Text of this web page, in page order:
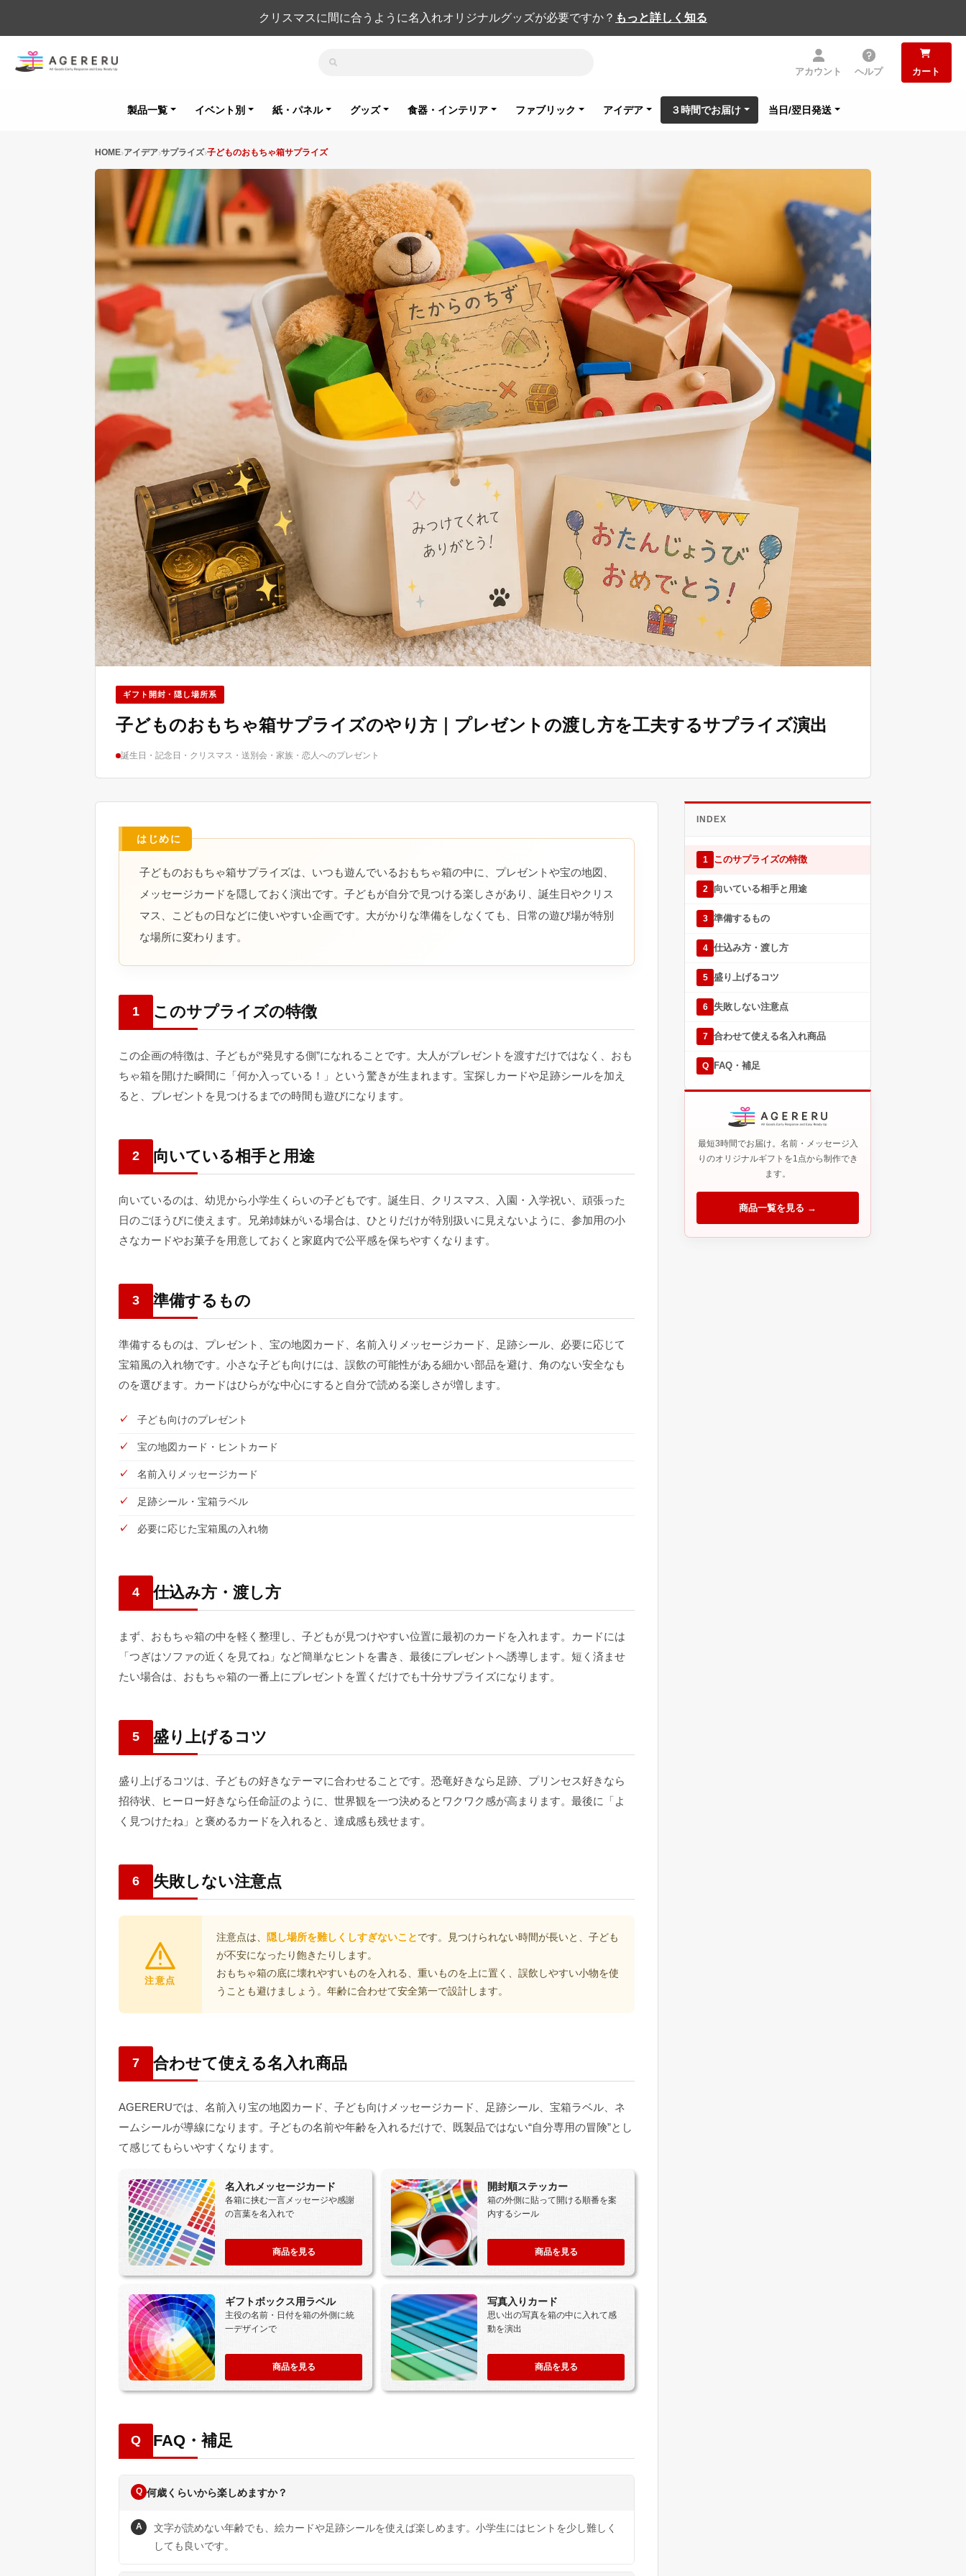
クリスマスに間に合うように名入れオリジナルグッズが必要ですか？ もっと詳しく知る
アカウント ヘルプ カート
製品一覧 イベント別 紙・パネル グッズ 食器・インテリア ファブリック アイデア ３時間でお届け 当日/翌日発送
HOME アイデア サプライズ 子どものおもちゃ箱サプライズ
ギフト開封・隠し場所系
子どものおもちゃ箱サプライズのやり方｜プレゼントの渡し方を工夫するサプライズ演出
誕生日・記念日・クリスマス・送別会・家族・恋人へのプレゼント
子どものおもちゃ箱サプライズは、いつも遊んでいるおもちゃ箱の中に、プレゼントや宝の地図、
メッセージカードを隠しておく演出です。子どもが自分で見つける楽しさがあり、誕生日やクリス
マス、こどもの日などに使いやすい企画です。大がかりな準備をしなくても、日常の遊び場が特別
な場所に変わります。
1 このサプライズの特徴
この企画の特徴は、子どもが“発見する側”になれることです。大人がプレゼントを渡すだけではなく、おも
ちゃ箱を開けた瞬間に「何か入っている！」という驚きが生まれます。宝探しカードや足跡シールを加え
ると、プレゼントを見つけるまでの時間も遊びになります。
2 向いている相手と用途
向いているのは、幼児から小学生くらいの子どもです。誕生日、クリスマス、入園・入学祝い、頑張った
日のごほうびに使えます。兄弟姉妹がいる場合は、ひとりだけが特別扱いに見えないように、参加用の小
さなカードやお菓子を用意しておくと家庭内で公平感を保ちやすくなります。
3 準備するもの
準備するものは、プレゼント、宝の地図カード、名前入りメッセージカード、足跡シール、必要に応じて
宝箱風の入れ物です。小さな子ども向けには、誤飲の可能性がある細かい部品を避け、角のない安全なも
のを選びます。カードはひらがな中心にすると自分で読める楽しさが増します。
子ども向けのプレゼント
宝の地図カード・ヒントカード
名前入りメッセージカード
足跡シール・宝箱ラベル
必要に応じた宝箱風の入れ物
4 仕込み方・渡し方
まず、おもちゃ箱の中を軽く整理し、子どもが見つけやすい位置に最初のカードを入れます。カードには
「つぎはソファの近くを見てね」など簡単なヒントを書き、最後にプレゼントへ誘導します。短く済ませ
たい場合は、おもちゃ箱の一番上にプレゼントを置くだけでも十分サプライズになります。
5 盛り上げるコツ
盛り上げるコツは、子どもの好きなテーマに合わせることです。恐竜好きなら足跡、プリンセス好きなら
招待状、ヒーロー好きなら任命証のように、世界観を一つ決めるとワクワク感が高まります。最後に「よ
く見つけたね」と褒めるカードを入れると、達成感も残せます。
6 失敗しない注意点
注意点
注意点は、 隠し場所を難しくしすぎないことです。見つけられない時間が長いと、子ども
が不安になったり飽きたりします。
おもちゃ箱の底に壊れやすいものを入れる、重いものを上に置く、誤飲しやすい小物を使
うことも避けましょう。年齢に合わせて安全第一で設計します。
7 合わせて使える名入れ商品
AGERERUでは、名前入り宝の地図カード、子ども向けメッセージカード、足跡シール、宝箱ラベル、ネ
ームシールが導線になります。子どもの名前や年齢を入れるだけで、既製品ではない“自分専用の冒険”とし
て感じてもらいやすくなります。
名入れメッセージカード
各箱に挟む一言メッセージや感謝
の言葉を名入れで
商品を見る
開封順ステッカー
箱の外側に貼って開ける順番を案
内するシール
商品を見る
ギフトボックス用ラベル
主役の名前・日付を箱の外側に統
一デザインで
商品を見る
写真入りカード
思い出の写真を箱の中に入れて感
動を演出
商品を見る
Q FAQ・補足
Q 何歳くらいから楽しめますか？
A
文字が読めない年齢でも、絵カードや足跡シールを使えば楽しめます。小学生にはヒントを少し難しく
しても良いです。
INDEX
1 このサプライズの特徴
2 向いている相手と用途
3 準備するもの
4 仕込み方・渡し方
5 盛り上げるコツ
6 失敗しない注意点
7 合わせて使える名入れ商品
Q FAQ・補足
最短3時間でお届け。名前・メッセージ入
りのオリジナルギフトを1点から制作でき
ます。
商品一覧を見る →